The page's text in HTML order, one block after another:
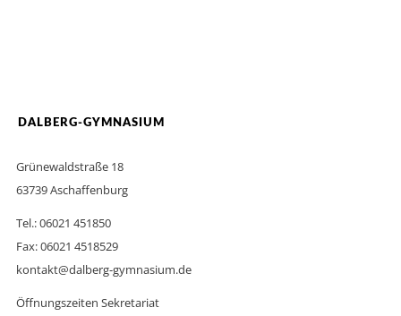
DALBERG-GYMNASIUM
Grünewaldstraße 18
63739 Aschaffenburg
Tel.: 06021 451850
Fax: 06021 4518529
kontakt@dalberg-gymnasium.de
Öffnungszeiten Sekretariat